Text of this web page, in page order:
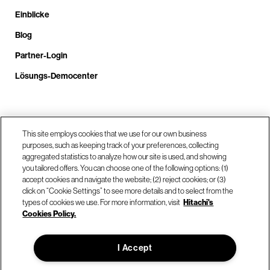
Einblicke
Blog
Partner-Login
Lösungs-Democenter
Unsere Standorte
Kontaktieren Sie uns
© Hitachi Vantara LLC 2026. Alle Rechte vorbehalten.
Nutzungsbedingungen
Datenschutzerklärung
Rechtliches
This site employs cookies that we use for our own business
purposes, such as keeping track of your preferences, collecting
aggregated statistics to analyze how our site is used, and showing
you tailored offers. You can choose one of the following options: (1)
accept cookies and navigate the website; (2) reject cookies; or (3)
click on “Cookie Settings” to see more details and to select from the
types of cookies we use. For more information, visit Hitachi's
Cookies Policy.
I Accept